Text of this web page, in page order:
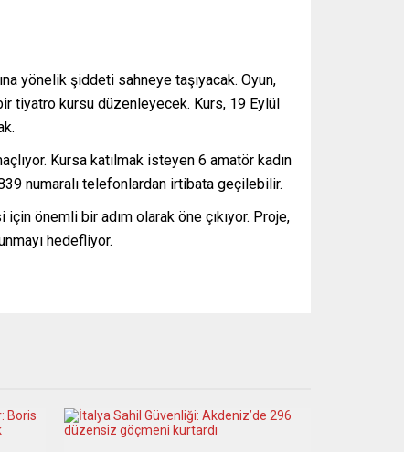
yönelik şiddeti sahneye taşıyacak. Oyun,
tiyatro kursu düzenleyecek. Kurs, 19 Eylül
Kursa katılmak isteyen 6 amatör kadın
numaralı telefonlardan irtibata geçilebilir.
için önemli bir adım olarak öne çıkıyor. Proje,
hedefliyor.